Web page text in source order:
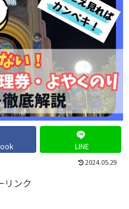
LINE
2024.05.29
リンク